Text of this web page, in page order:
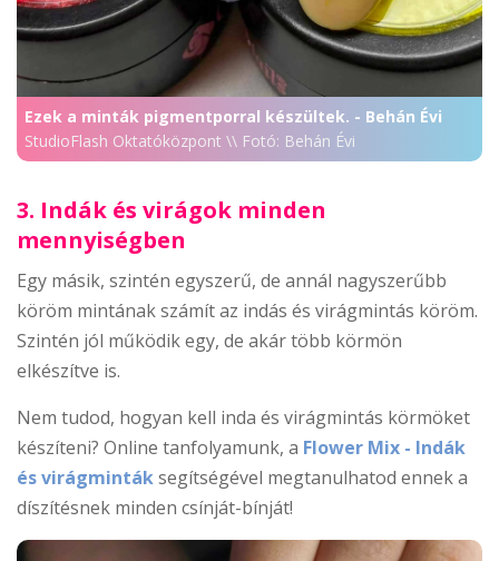
Ezek a minták pigmentporral készültek. - Behán Évi
StudioFlash Oktatóközpont \\ Fotó: Behán Évi
3. Indák és virágok minden
mennyiségben
Egy másik, szintén egyszerű, de annál nagyszerűbb
köröm mintának számít az indás és virágmintás köröm.
Szintén jól működik egy, de akár több körmön
elkészítve is.
Nem tudod, hogyan kell inda és virágmintás körmöket
készíteni? Online tanfolyamunk, a Flower Mix - Indák
és virágmintáksegítségével megtanulhatod ennek a
díszítésnek minden csínját-bínját!